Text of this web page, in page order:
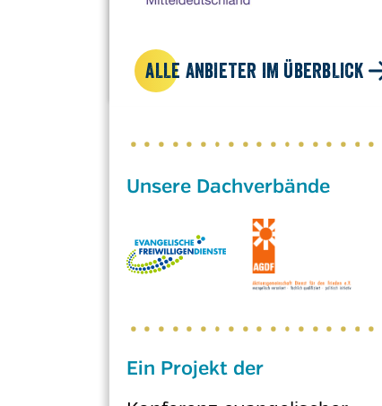
ALLE ANBIETER IM ÜBERBLICK
Ein Projekt der